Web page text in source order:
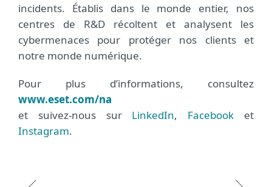
incidents. Établis dans le monde entier, nos
centres de R&D récoltent et analysent les
cybermenaces pour protéger nos clients et
notre monde numérique.
Pour plus d’informations, consultez
www.eset.com/na
et suivez-nous sur LinkedIn, Facebook et
Instagram.